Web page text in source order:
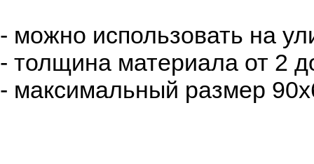
- можно использовать на
- толщина материала от 2
- максимальный размер